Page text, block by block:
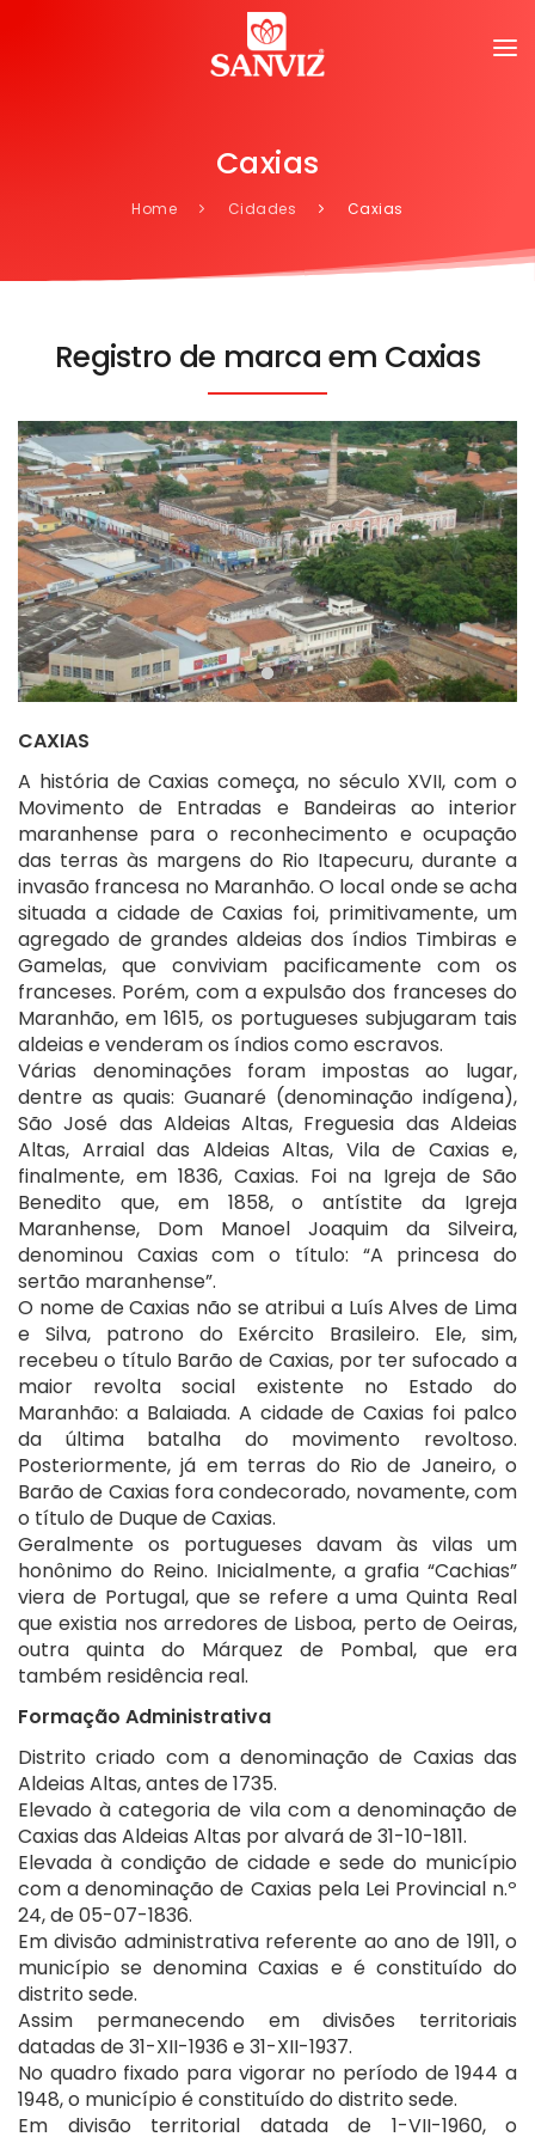
Caxias
Home Cidades Caxias
Registro de marca em Caxias
CAXIAS
A história de Caxias começa, no século XVII, com o
Movimento de Entradas e Bandeiras ao interior
maranhense para o reconhecimento e ocupação
das terras às margens do Rio Itapecuru, durante a
invasão francesa no Maranhão. O local onde se acha
situada a cidade de Caxias foi, primitivamente, um
agregado de grandes aldeias dos índios Timbiras e
Gamelas, que conviviam pacificamente com os
franceses. Porém, com a expulsão dos franceses do
Maranhão, em 1615, os portugueses subjugaram tais
aldeias e venderam os índios como escravos.
Várias denominações foram impostas ao lugar,
dentre as quais: Guanaré (denominação indígena),
São José das Aldeias Altas, Freguesia das Aldeias
Altas, Arraial das Aldeias Altas, Vila de Caxias e,
finalmente, em 1836, Caxias. Foi na Igreja de São
Benedito que, em 1858, o antístite da Igreja
Maranhense, Dom Manoel Joaquim da Silveira,
denominou Caxias com o título: “A princesa do
sertão maranhense”.
O nome de Caxias não se atribui a Luís Alves de Lima
e Silva, patrono do Exército Brasileiro. Ele, sim,
recebeu o título Barão de Caxias, por ter sufocado a
maior revolta social existente no Estado do
Maranhão: a Balaiada. A cidade de Caxias foi palco
da última batalha do movimento revoltoso.
Posteriormente, já em terras do Rio de Janeiro, o
Barão de Caxias fora condecorado, novamente, com
o título de Duque de Caxias.
Geralmente os portugueses davam às vilas um
honônimo do Reino. Inicialmente, a grafia “Cachias”
viera de Portugal, que se refere a uma Quinta Real
que existia nos arredores de Lisboa, perto de Oeiras,
outra quinta do Márquez de Pombal, que era
também residência real.
Formação Administrativa
Distrito criado com a denominação de Caxias das
Aldeias Altas, antes de 1735.
Elevado à categoria de vila com a denominação de
Caxias das Aldeias Altas por alvará de 31-10-1811.
Elevada à condição de cidade e sede do município
com a denominação de Caxias pela Lei Provincial n.º
24, de 05-07-1836.
Em divisão administrativa referente ao ano de 1911, o
município se denomina Caxias e é constituído do
distrito sede.
Assim permanecendo em divisões territoriais
datadas de 31-XII-1936 e 31-XII-1937.
No quadro fixado para vigorar no período de 1944 a
1948, o município é constituído do distrito sede.
Em divisão territorial datada de 1-VII-1960, o